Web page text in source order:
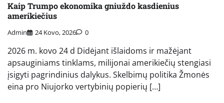
Kaip Trumpo ekonomika gniuždo kasdienius
amerikiečius
Admin 24 Kovo, 2026 0
2026 m. kovo 24 d Didėjant išlaidoms ir mažėjant
apsauginiams tinklams, milijonai amerikiečių stengiasi
įsigyti pagrindinius dalykus. Skelbimų politika Žmonės
eina pro Niujorko vertybinių popierių […]